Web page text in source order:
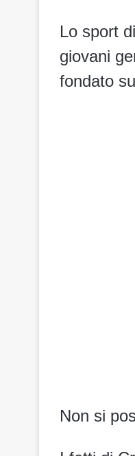
Lo sport
giovani
fondato
Non si